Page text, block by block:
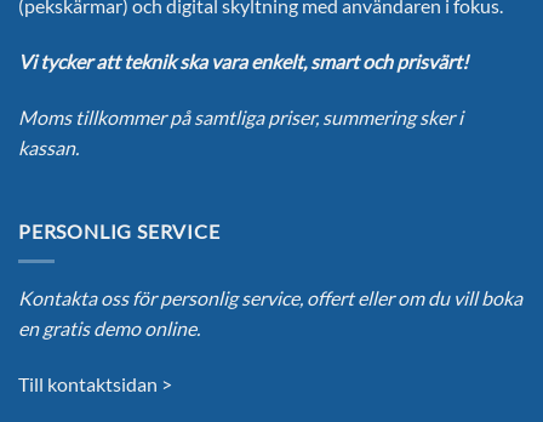
(pekskärmar) och digital skyltning med användaren i fokus.
Vi tycker att teknik ska vara enkelt, smart och prisvärt!
Moms tillkommer på samtliga priser, summering sker i
kassan.
PERSONLIG SERVICE
Kontakta oss för personlig service, offert eller om du vill boka
en gratis demo online.
Till kontaktsidan >